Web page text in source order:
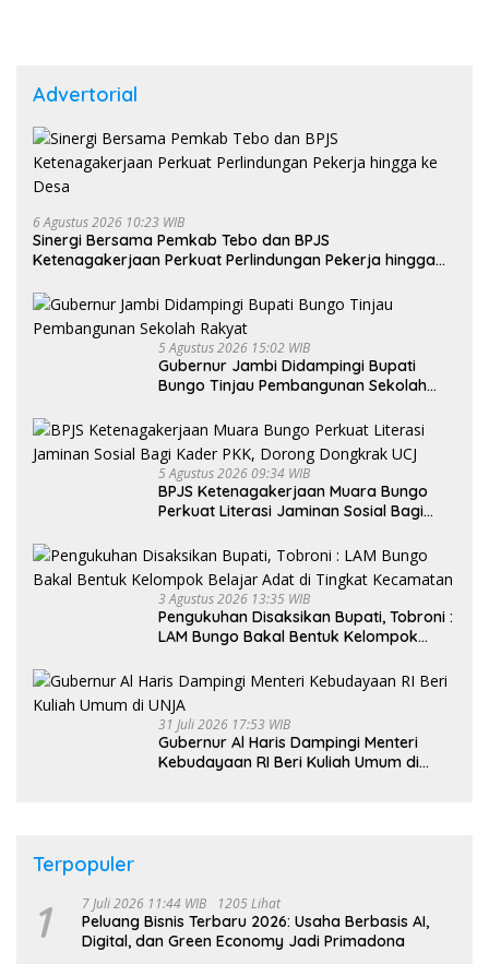
Advertorial
6 Agustus 2026 10:23 WIB
Sinergi Bersama Pemkab Tebo dan BPJS
Ketenagakerjaan Perkuat Perlindungan Pekerja hingga
5 Agustus 2026 15:02 WIB
Gubernur Jambi Didampingi Bupati
Bungo Tinjau Pembangunan Sekolah
5 Agustus 2026 09:34 WIB
BPJS Ketenagakerjaan Muara Bungo
Perkuat Literasi Jaminan Sosial Bagi
3 Agustus 2026 13:35 WIB
Pengukuhan Disaksikan Bupati, Tobroni :
LAM Bungo Bakal Bentuk Kelompok
31 Juli 2026 17:53 WIB
Gubernur Al Haris Dampingi Menteri
Kebudayaan RI Beri Kuliah Umum di
Terpopuler
1 7 Juli 2026 11:44 WIB 1205 Lihat
Peluang Bisnis Terbaru 2026: Usaha Berbasis AI,
Digital, dan Green Economy Jadi Primadona